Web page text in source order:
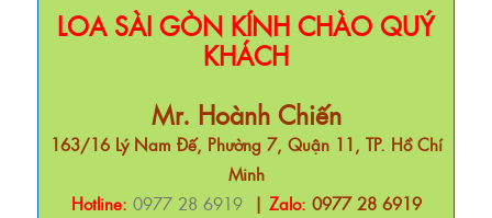
LOA SÀI GÒN KÍNH CHÀO QUÝ
KHÁCH
Mr. Hoành Chiến
163/16 Lý Nam Đế, Phường 7, Quận 11, TP. Hồ Chí
Minh
Hotline: 0977 28 6919| Zalo: 0977 28 6919